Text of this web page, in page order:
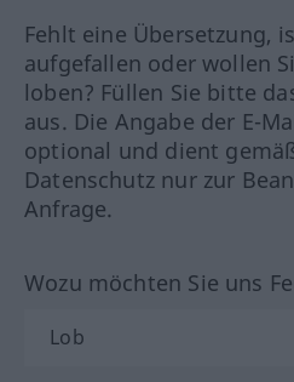
Fehlt eine Übersetzung,
aufgefallen oder wollen
loben? Füllen Sie bitte
aus. Die Angabe der E-
optional und dient
Datenschutz nur zur
Anfrage.
Wozu möchten Sie uns